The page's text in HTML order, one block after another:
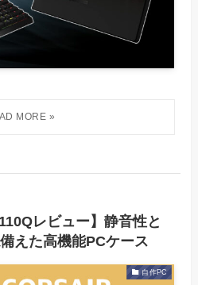
レビュー】静音性と
えた高機能PCケース
自作PC